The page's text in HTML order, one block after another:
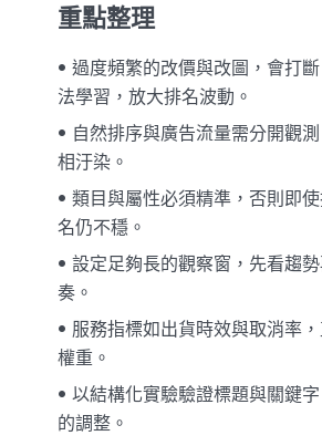
重點整理
過度頻繁的改價與改圖，會打
法學習，放大排名波動。
自然排序與廣告流量需分開觀
相汙染。
類目與屬性必須精準，否則即
名仍不穩。
設定足夠長的觀察窗，先看趨
奏。
服務指標如出貨時效與取消率
權重。
以結構化實驗驗證標題與關鍵
的調整。